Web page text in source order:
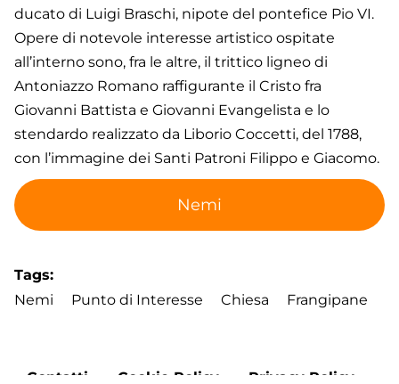
ducato di Luigi Braschi, nipote del pontefice Pio VI.
Opere di notevole interesse artistico ospitate
all’interno sono, fra le altre, il trittico ligneo di
Antoniazzo Romano raffigurante il Cristo fra
Giovanni Battista e Giovanni Evangelista e lo
stendardo realizzato da Liborio Coccetti, del 1788,
con l’immagine dei Santi Patroni Filippo e Giacomo.
Nemi
Tags
Nemi
Punto di Interesse Chiesa Frangipane
Footer
Contatti Cookie Policy Privacy Policy